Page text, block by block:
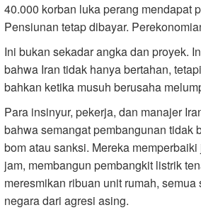
40.000 korban luka perang mendapat
Pensiunan tetap dibayar.
Ini bukan sekadar angka dan proyek.
bahwa Iran tidak hanya bertahan,
bahkan ketika musuh berusaha
Para insinyur, pekerja, dan manajer
bahwa semangat pembangunan tidak
bom atau sanksi. Mereka
jam, membangun pembangkit listrik
meresmikan ribuan unit rumah,
negara dari agresi asing.